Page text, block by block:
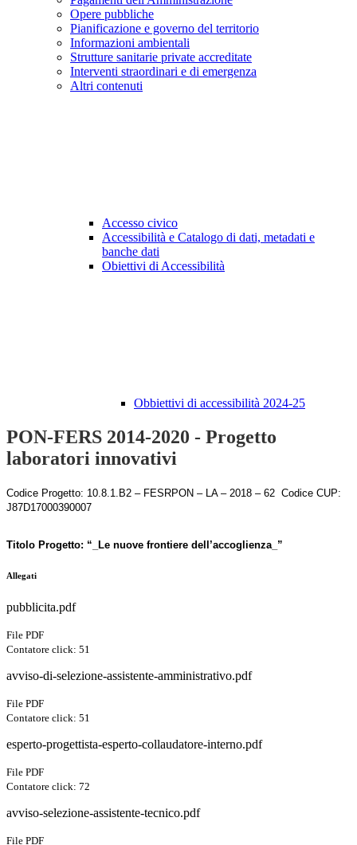
Opere pubbliche
Pianificazione e governo del territorio
Informazioni ambientali
Strutture sanitarie private accreditate
Interventi straordinari e di emergenza
Altri contenuti
Accesso civico
Accessibilità e Catalogo di dati, metadati e
banche dati
Obiettivi di Accessibilità
Obbiettivi di accessibilità 2024-25
PON-FERS 2014-2020 - Progetto
laboratori innovativi
Codice Progetto: 10.8.1.B2 – FESRPON – LA – 2018 – 62 Codice CUP:
J87D17000390007
Titolo Progetto: “_Le nuove frontiere dell’accoglienza_”
Allegati
pubblicita.pdf
File PDF
Contatore click: 51
avviso-di-selezione-assistente-amministrativo.pdf
File PDF
Contatore click: 51
esperto-progettista-esperto-collaudatore-interno.pdf
File PDF
Contatore click: 72
avviso-selezione-assistente-tecnico.pdf
File PDF